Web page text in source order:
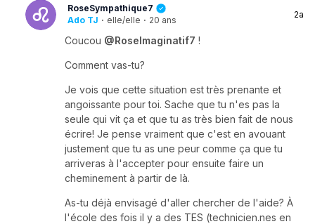
RoseSympathique7
Ado TJ · elle/elle · 20 ans
2a
Coucou @RoseImaginatif7 !
Comment vas-tu?
Je vois que cette situation est très prenante et
angoissante pour toi. Sache que tu n'es pas la
seule qui vit ça et que tu as très bien fait de nous
écrire! Je pense vraiment que c'est en avouant
justement que tu as une peur comme ça que tu
arriveras à l'accepter pour ensuite faire un
cheminement à partir de là.
As-tu déjà envisagé d'aller chercher de l'aide? À
l'école des fois il y a des TES (technicien.nes en